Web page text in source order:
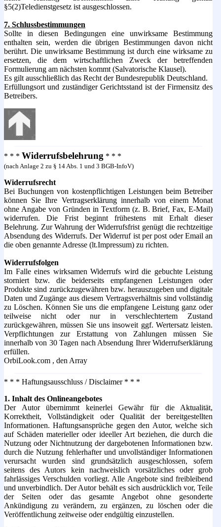
§5(2)Teledienstgesetz ist ausgeschlossen.
7. Schlussbestimmungen
Sollte in diesen Bedingungen eine unwirksame Bestimmung
enthalten sein, werden die übrigen Bestimmungen davon nicht
berührt. Die unwirksame Bestimmung ist durch eine wirksame zu
ersetzen, die dem wirtschaftlichen Zweck der betreffenden
Formulierung am nächsten kommt (Salvatorische Klausel).
Es gilt ausschließlich das Recht der Bundesrepublik Deutschland.
Erfüllungsort und zuständiger Gerichtsstand ist der Firmensitz des
Betreibers.
* * * Widerrufsbelehrung * * *
(nach Anlage 2 zu § 14 Abs. 1 und 3 BGB-InfoV)
Widerrufsrecht
Bei Buchungen von kostenpflichtigen Leistungen beim Betreiber
können Sie Ihre Vertragserklärung innerhalb von einem Monat
ohne Angabe von Gründen in Textform (z. B. Brief, Fax, E-Mail)
widerrufen. Die Frist beginnt frühestens mit Erhalt dieser
Belehrung. Zur Wahrung der Widerrufsfrist genügt die rechtzeitige
Absendung des Widerrufs. Der Widerruf ist per post oder Email an
die oben genannte Adresse (lt.Impressum) zu richten.
Widerrufsfolgen
Im Falle eines wirksamen Widerrufs wird die gebuchte Leistung
storniert bzw. die beiderseits empfangenen Leistungen oder
Produkte sind zurückzugewähren bzw. herauszugeben und digitale
Daten und Zugänge aus diesem Vertragsverhältnis sind vollständig
zu Löschen. Können Sie uns die empfangene Leistung ganz oder
teilweise nicht oder nur in verschlechtertem Zustand
zurückgewähren, müssen Sie uns insoweit ggf. Wertersatz leisten.
Verpflichtungen zur Erstattung von Zahlungen müssen Sie
innerhalb von 30 Tagen nach Absendung Ihrer Widerrufserklärung
erfüllen.
OrbiLook.com , den Array
* * * Haftungsausschluss / Disclaimer * * *
1. Inhalt des Onlineangebotes
Der Autor übernimmt keinerlei Gewähr für die Aktualität,
Korrektheit, Vollständigkeit oder Qualität der bereitgestellten
Informationen. Haftungsansprüche gegen den Autor, welche sich
auf Schäden materieller oder ideeller Art beziehen, die durch die
Nutzung oder Nichtnutzung der dargebotenen Informationen bzw.
durch die Nutzung fehlerhafter und unvollständiger Informationen
verursacht wurden sind grundsätzlich ausgeschlossen, sofern
seitens des Autors kein nachweislich vorsätzliches oder grob
fahrlässiges Verschulden vorliegt. Alle Angebote sind freibleibend
und unverbindlich. Der Autor behält es sich ausdrücklich vor, Teile
der Seiten oder das gesamte Angebot ohne gesonderte
Ankündigung zu verändern, zu ergänzen, zu löschen oder die
Veröffentlichung zeitweise oder endgültig einzustellen.